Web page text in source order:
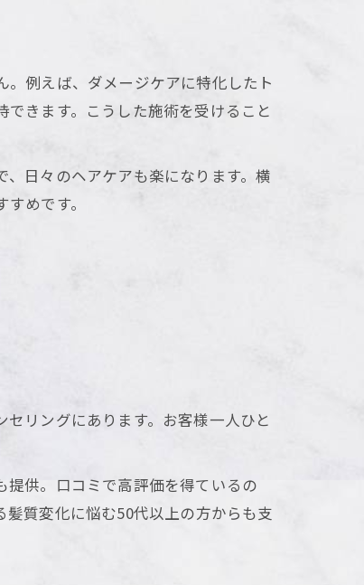
例えば、ダメージケアに特化したト
きます。こうした施術を受けること
日々のヘアケアも楽になります。横
めです。
リングにあります。お客様一人ひと
供。口コミで高評価を得ているの
質変化に悩む50代以上の方からも支